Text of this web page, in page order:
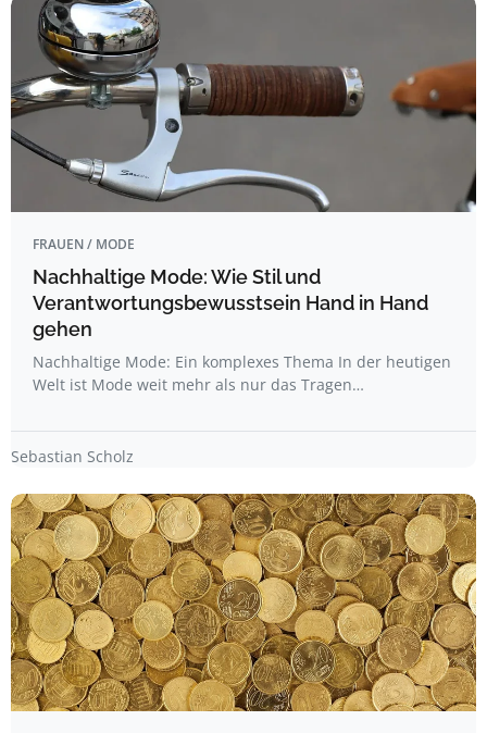
FRAUEN / MODE
Nachhaltige Mode: Wie Stil und
Verantwortungsbewusstsein Hand in Hand
gehen
Nachhaltige Mode: Ein komplexes Thema In der heutigen
Welt ist Mode weit mehr als nur das Tragen…
Sebastian Scholz